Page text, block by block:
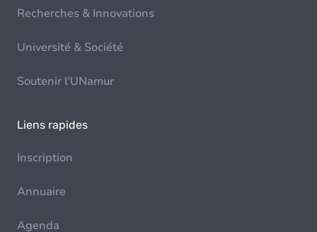
Recherches & Innovations
Université & Société
Soutenir l'UNamur
Liens rapides
Inscription
Annuaire
Agenda